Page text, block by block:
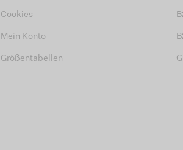
Cookies
Mein Konto
Größentabellen